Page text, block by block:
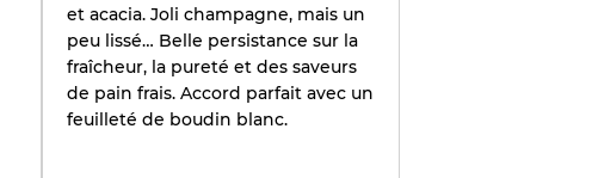
et acacia. Joli champagne, mais un
peu lissé… Belle persistance sur la
fraîcheur, la pureté et des saveurs
de pain frais. Accord parfait avec un
feuilleté de boudin blanc.